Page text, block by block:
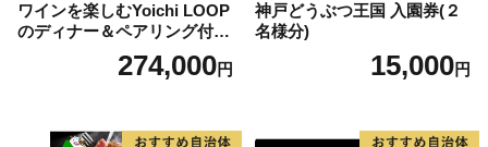
ワインを楽しむYoichi LOOP
のディナー＆ペアリング付宿
泊プラン＜デラックスツイン
274,000円
神戸どうぶつ王国 入園券(２
名様分)
15,000円